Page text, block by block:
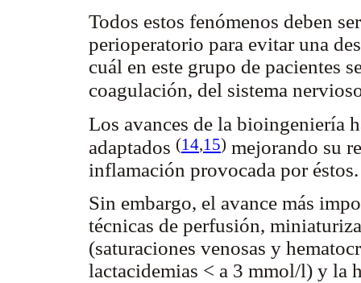
Todos estos fenómenos deben
perioperatorio para evitar una
cuál en este grupo de pacientes
coagulación, del sistema
Los avances de la bioingeniería
adaptados (14,15) mejorando su
inflamación provocada por éstos.
Sin embargo, el avance más
técnicas de perfusión,
(saturaciones venosas y
lactacidemias < a 3 mmol/l) y la